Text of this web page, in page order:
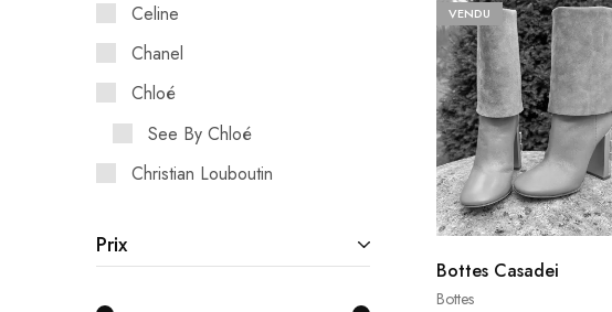
VENDU
Bottes
Bottes Casadei
Celine
Chanel
Chloé
See By Chloé
Christian Louboutin
Prix